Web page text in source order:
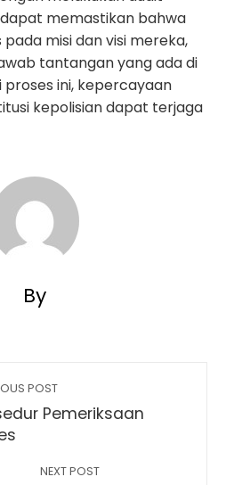
memastikan bahwa
misi dan visi mereka,
tantangan yang ada di
ini, kepercayaan
kepolisian dapat terjaga
By
POST
Pemeriksaan
NEXT POST